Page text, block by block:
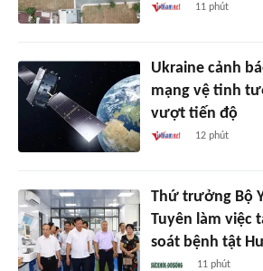
11 phút
Ukraine cảnh
mạng vệ tinh
vượt tiến độ
12 phút
Thứ trưởng Bộ
Tuyên làm việc
soát bệnh tật
11 phút